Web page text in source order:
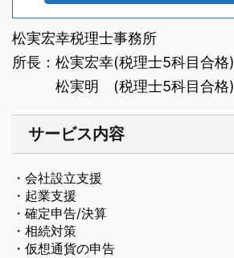
松実宏幸税理士事務所
所長：松実宏幸(税理士5科目合格)
松実明 (税理士5科目合格)
サービス内容
・会社設立支援
・起業支援
・確定申告/決算
・相続対策
・仮想通貨の申告